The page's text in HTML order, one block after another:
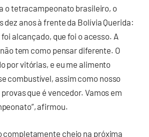
o tetracampeonato brasileiro, o
dez anos à frente da Bolívia Querida:
alcançado, que foi o acesso. A
tem como pensar diferente. O
por vitórias, e eu me alimento
combustível, assim como nosso
que é vencedor. Vamos em
afirmou.
completamente cheio na próxima